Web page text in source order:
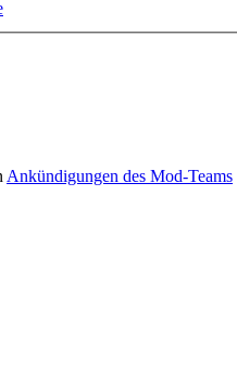
Ankündigungen des Mod-Teams